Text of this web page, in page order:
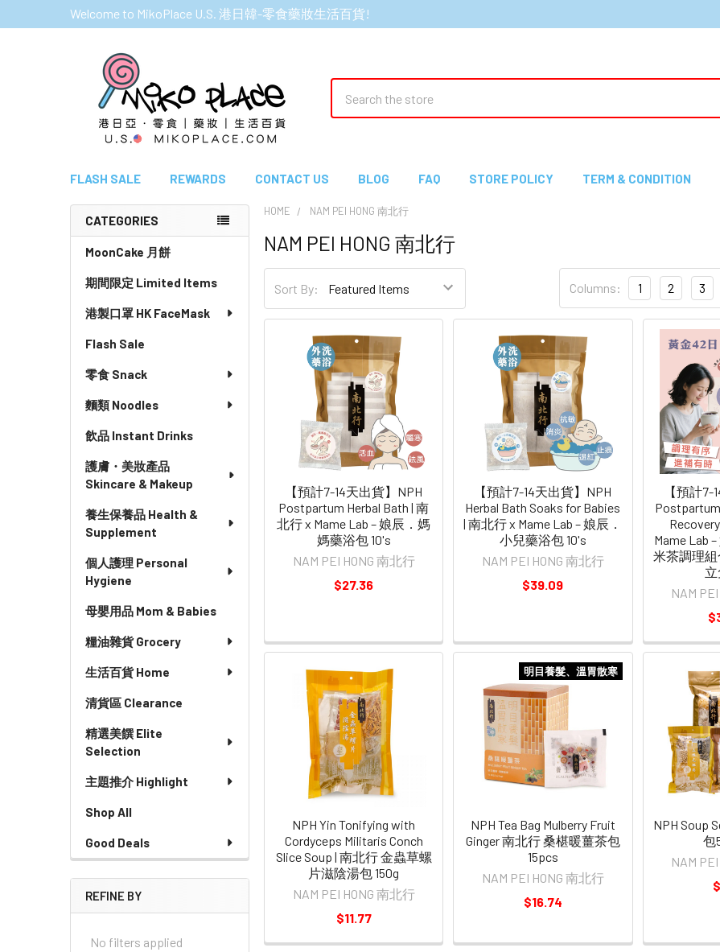
Welcome to MikoPlace U.S. 港日韓-零食藥妝生活百貨!
FLASH SALE REWARDS CONTACT US BLOG FAQ STORE POLICY TERM & CONDITION
Sidebar
CATEGORIES
MoonCake 月餅
期間限定 Limited Items
港製口罩 HK FaceMask
Flash Sale
零食 Snack
麵類 Noodles
飲品 Instant Drinks
護膚・美妝產品
Skincare & Makeup
養生保養品 Health &
Supplement
個人護理 Personal
Hygiene
母嬰用品 Mom & Babies
糧油雜貨 Grocery
生活百貨 Home
清貨區 Clearance
精選美饌 Elite
Selection
主題推介 Highlight
Shop All
Good Deals
REFINE BY
No filters applied
HOME NAM PEI HONG 南北行
NAM PEI HONG 南北行
Sort By: Columns: 1 2 3
【預計7-14天出貨】NPH
Postpartum Herbal Bath | 南
北行 x Mame Lab – 娘辰．媽
媽藥浴包 10's
NAM PEI HONG 南北行
$27.36
【預計7-14天出貨】NPH
Herbal Bath Soaks for Babies
| 南北行 x Mame Lab – 娘辰．
小兒藥浴包 10's
NAM PEI HONG 南北行
$39.09
【預計7-
Mame Lab
米茶調理
NAM
NPH Yin Tonifying with
Cordyceps Militaris Conch
Slice Soup | 南北行 金蟲草螺
片滋陰湯包 150g
NAM PEI HONG 南北行
$11.77
明目養髮、溫胃散寒
NPH Tea Bag Mulberry Fruit
Ginger 南北行 桑椹暖薑茶包
15pcs
NAM PEI HONG 南北行
$16.74
NPH Soup
包
NAM